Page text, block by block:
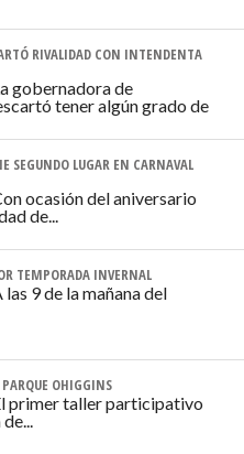
RIVALIDAD CON INTENDENTA
gobernadora de
tener algún grado de
SEGUNDO LUGAR EN CARNAVAL
ocasión del aniversario
de...
TEMPORADA INVERNAL
9 de la mañana del
OHIGGINS
primer taller participativo